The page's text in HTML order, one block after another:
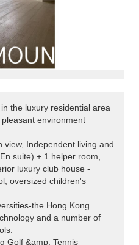
the luxury residential area
environment
view, Independent living and
suite) + 1 helper room,
luxury club house -
oversized children's
the Hong Kong
and a number of
Golf &amp; Tennis